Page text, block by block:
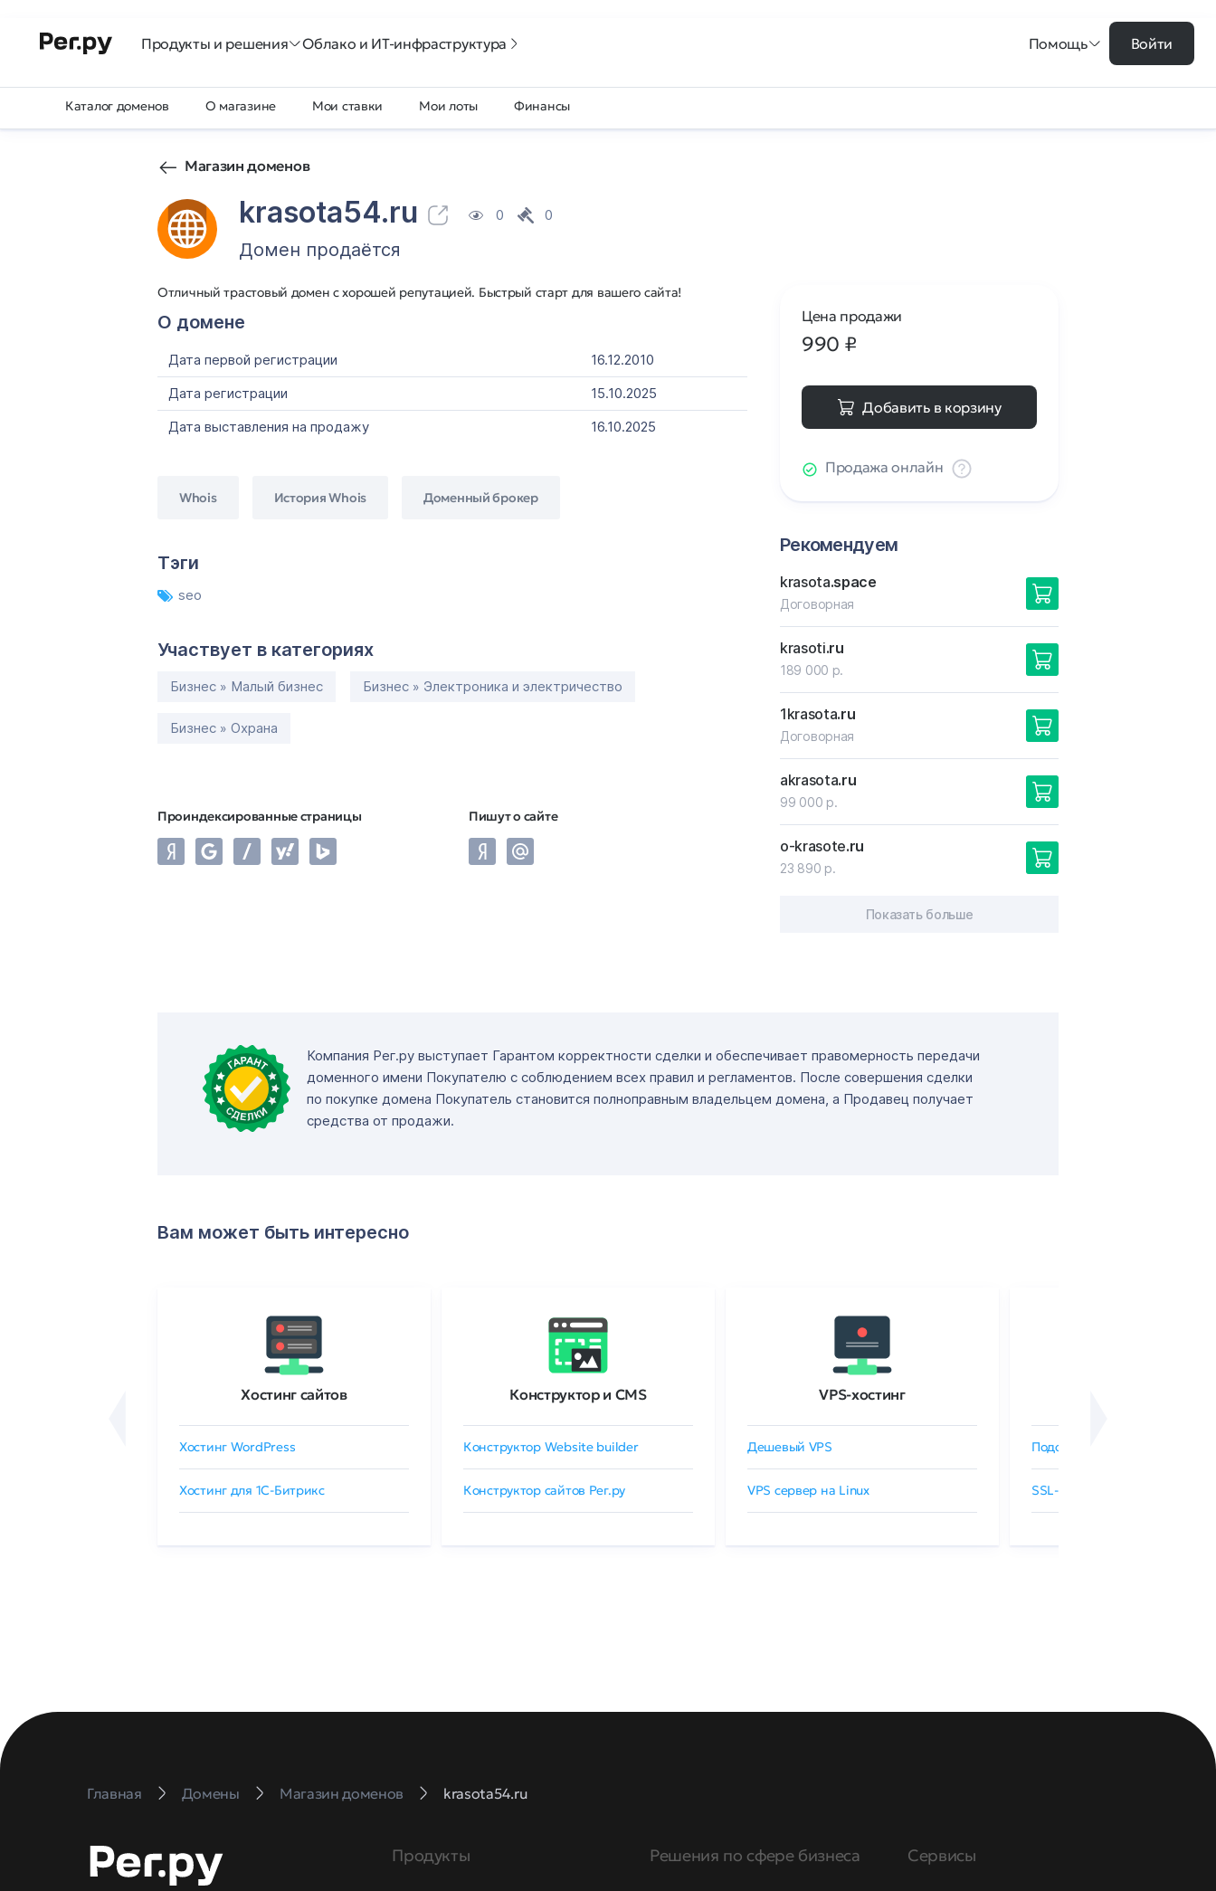
Продукты и решения Облако и ИТ-инфраструктура Помощь Войти
Каталог доменов О магазине Мои ставки Мои лоты Финансы
Магазин доменов
krasota54.ru 0 0
Домен продаётся
Отличный трастовый домен с хорошей репутацией. Быстрый старт для вашего сайта!
О домене
Дата первой регистрации
16.12.2010
Дата регистрации
15.10.2025
Дата выставления на продажу
16.10.2025
Whois История Whois Доменный брокер
Тэги
seo
Участвует в категориях
Бизнес » Малый бизнес Бизнес » Электроника и электричество
Бизнес » Охрана
Проиндексированные страницы Пишут о сайте
Цена продажи
990 ₽
Добавить в корзину
Продажа онлайн
Рекомендуем
krasota.space
Договорная
krasoti.ru
189 000 р.
1krasota.ru
Договорная
akrasota.ru
99 000 р.
o-krasote.ru
23 890 р.
Показать больше
Компания Рег.ру выступает Гарантом корректности сделки и обеспечивает правомерность передачи
доменного имени Покупателю с соблюдением всех правил и регламентов. После совершения сделки
по покупке домена Покупатель становится полноправным владельцем домена, а Продавец получает
средства от продажи.
Вам может быть интересно
Хостинг сайтов
Хостинг WordPress
Хостинг для 1C-Битрикс
Конструктор и CMS
Конструктор Website builder
Конструктор сайтов Рег.ру
VPS-хостинг
Дешевый VPS
VPS сервер на Linux
Подобрать SSL-сертификат
SSL-сертификаты GlobalSign
Главная Домены Магазин доменов krasota54.ru
Продукты Решения по сфере бизнеса Сервисы